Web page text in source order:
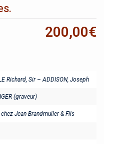
200,00€
Richard, Sir – ADDISON, Joseph
(graveur)
chez Jean Brandmuller & Fils